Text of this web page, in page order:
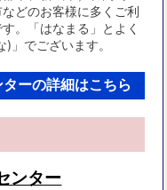
どのお客様に多くご利
。「はなまる」とよく
」でございます。
ーの詳細はこちら
ンター